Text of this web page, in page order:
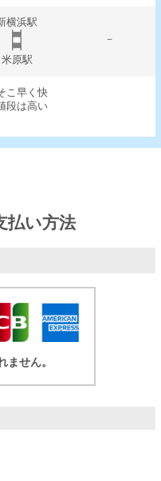
横浜駅
－
米原駅
こ早く快
段は高い
払い方法
ません。